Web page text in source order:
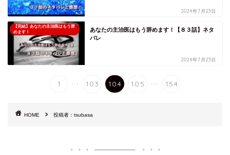
2024年7月23日
【完結】あなたの主治医はもう辞
めます！
あなたの主治医はもう辞めます！【８３話】ネタ
バレ
2024年7月23日
1 ... 103 104 105 ... 154
HOME 投稿者：tsubasa